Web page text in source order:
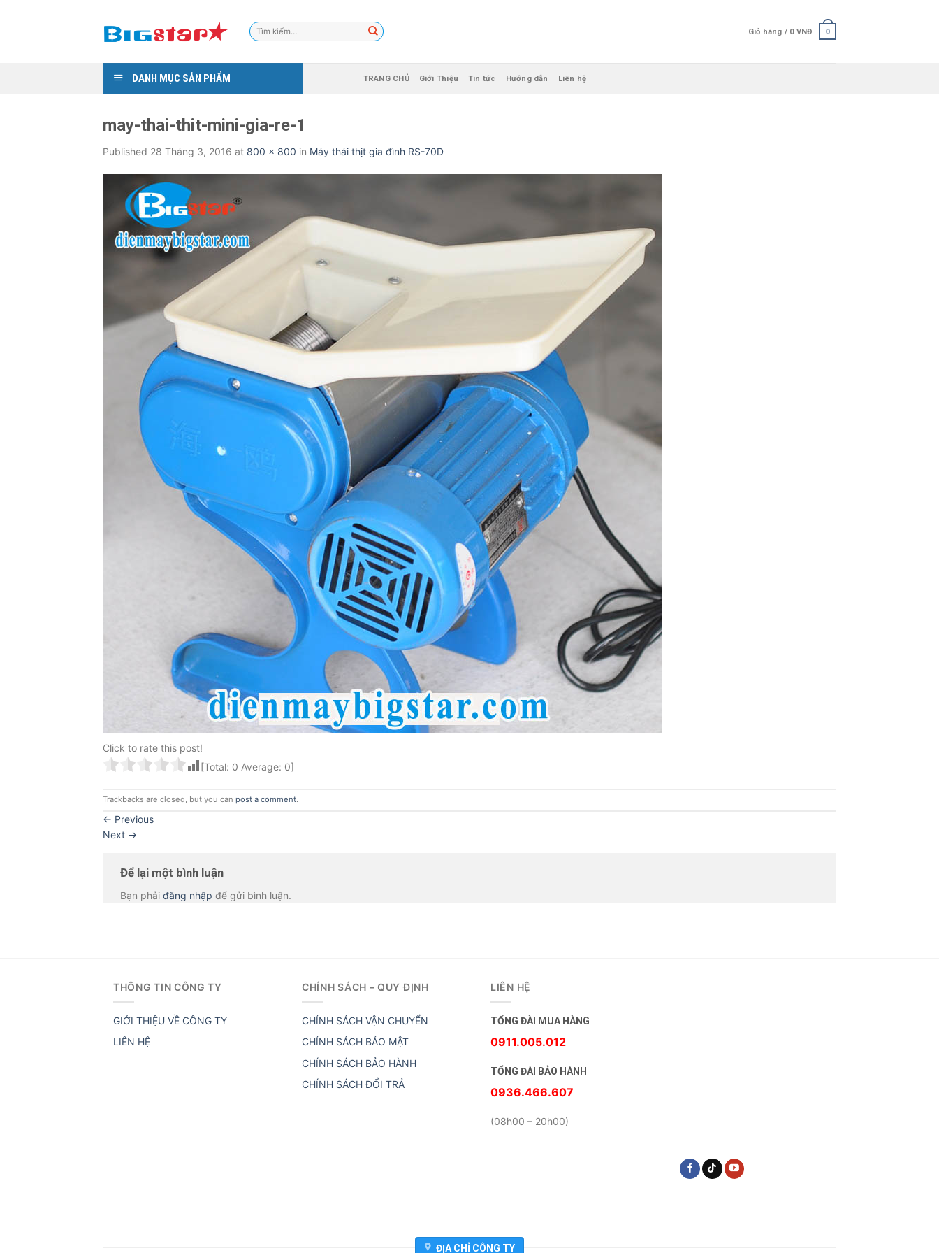
Tìm
kiếm:
Giỏ hàng / 0 VNĐ 0
DANH MỤC SẢN PHẨM TRANG CHỦ Giới Thiệu Tin tức Hướng dẫn Liên hệ
may-thai-thit-mini-gia-re-1
Published 28 Tháng 3, 2016 at 800 × 800 in Máy thái thịt gia đình RS-70D
Click to rate this post!
[Total: 0 Average: 0]
Trackbacks are closed, but you can post a comment.
← Previous
Next →
Để lại một bình luận
Bạn phải đăng nhập để gửi bình luận.
THÔNG TIN CÔNG TY
GIỚI THIỆU VỀ CÔNG TY
LIÊN HỆ
CHÍNH SÁCH – QUY ĐỊNH
CHÍNH SÁCH VẬN CHUYỂN
CHÍNH SÁCH BẢO MẬT
CHÍNH SÁCH BẢO HÀNH
CHÍNH SÁCH ĐỔI TRẢ
LIÊN HỆ
TỔNG ĐÀI MUA HÀNG
0911.005.012
TỔNG ĐÀI BẢO HÀNH
0936.466.607
(08h00 – 20h00)
ĐỊA CHỈ CÔNG TY